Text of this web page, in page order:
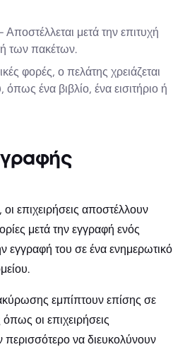
μετά την επιτυχή
των πακέτων.
φορές, ο πελάτης χρειάζεται
ένα βιβλίο, ένα εισιτήριο ή
επιχειρήσεις αποστέλλουν
μετά την εγγραφή ενός
εγγραφή του σε ένα ενημερωτικό
εμπίπτουν επίσης σε
οι επιχειρήσεις
να διευκολύνουν